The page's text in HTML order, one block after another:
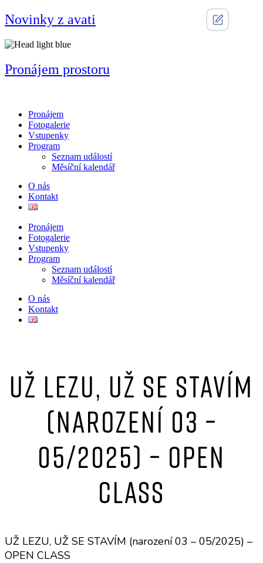
Přejít
k
obsahu
Novinky z avati
Pronájem prostoru
Pronájem
Fotogalerie
Vstupenky
Program
Seznam událostí
Měsíční kalendář
O nás
Kontakt
Pronájem
Fotogalerie
Vstupenky
Program
Seznam událostí
Měsíční kalendář
O nás
Kontakt
UŽ LEZU, UŽ SE STAVÍM
(narození 03 –
05/2025) – OPEN
CLASS
UŽ LEZU, UŽ SE STAVÍM (narození 03 – 05/2025) –
OPEN CLASS